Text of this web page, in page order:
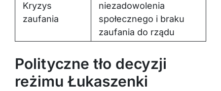
Kryzys
zaufania
niezadowolenia
społecznego i braku
zaufania do rządu
Polityczne tło decyzji
reżimu Łukaszenki